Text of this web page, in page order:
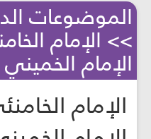
الموضوعات
>> الإمام
الإمام
الإمام